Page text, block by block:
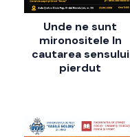
Unde ne sunt
mironositele In
cautarea sensului
pierdut